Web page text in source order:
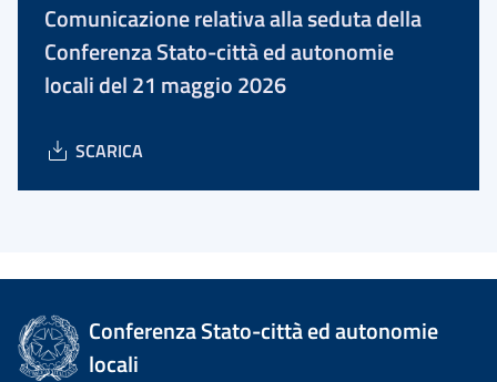
Comunicazione relativa alla seduta della
Conferenza Stato-città ed autonomie
locali del 21 maggio 2026
SCARICA
Conferenza Stato-città ed autonomie
locali